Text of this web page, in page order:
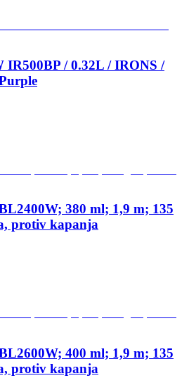
IR500BP / 0.32L / IRONS /
380 ml; 1,9 m; 135
protiv kapanja
400 ml; 1,9 m; 135
protiv kapanja